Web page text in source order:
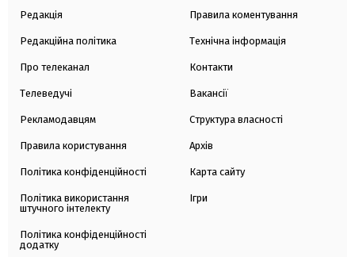
Редакція
Редакційна політика
Про телеканал
Телеведучі
Рекламодавцям
Правила користування
Політика конфіденційності
Політика використання
штучного інтелекту
Політика конфіденційності
додатку
Правила коментування
Технічна інформація
Контакти
Вакансії
Структура власності
Архів
Карта сайту
Ігри